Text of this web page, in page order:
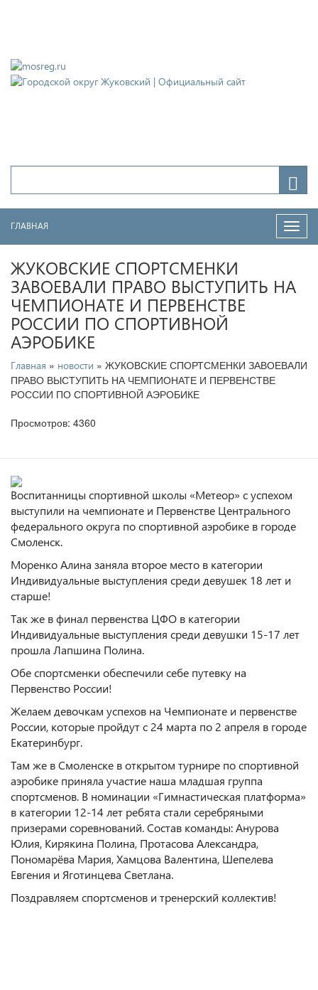
ГЛАВНАЯ
ЖУКОВСКИЕ СПОРТСМЕНКИ
ЗАВОЕВАЛИ ПРАВО ВЫСТУПИТЬ НА
ЧЕМПИОНАТЕ И ПЕРВЕНСТВЕ
РОССИИ ПО СПОРТИВНОЙ
АЭРОБИКЕ
Главная » новости » ЖУКОВСКИЕ СПОРТСМЕНКИ ЗАВОЕВАЛИ
ПРАВО ВЫСТУПИТЬ НА ЧЕМПИОНАТЕ И ПЕРВЕНСТВЕ
РОССИИ ПО СПОРТИВНОЙ АЭРОБИКЕ
Просмотров: 4360
Воспитанницы спортивной школы «Метеор» с успехом
выступили на чемпионате и Первенстве Центрального
федерального округа по спортивной аэробике в городе
Смоленск.
Моренко Алина заняла второе место в категории
Индивидуальные выступления среди девушек 18 лет и
старше!
Так же в финал первенства ЦФО в категории
Индивидуальные выступления среди девушки 15-17 лет
прошла Лапшина Полина.
Обе спортсменки обеспечили себе путевку на
Первенство России!
Желаем девочкам успехов на Чемпионате и первенстве
России, которые пройдут с 24 марта по 2 апреля в городе
Екатеринбург.
Там же в Смоленске в открытом турнире по спортивной
аэробике приняла участие наша младшая группа
спортсменов. В номинации «Гимнастическая платформа»
в категории 12-14 лет ребята стали серебряными
призерами соревнований. Состав команды: Анурова
Юлия, Кирякина Полина, Протасова Александра,
Пономарёва Мария, Хамцова Валентина, Шепелева
Евгения и Яготинцева Светлана.
Поздравляем спортсменов и тренерский коллектив!